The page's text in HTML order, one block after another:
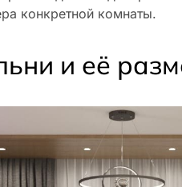
конкретной комнаты.
и её